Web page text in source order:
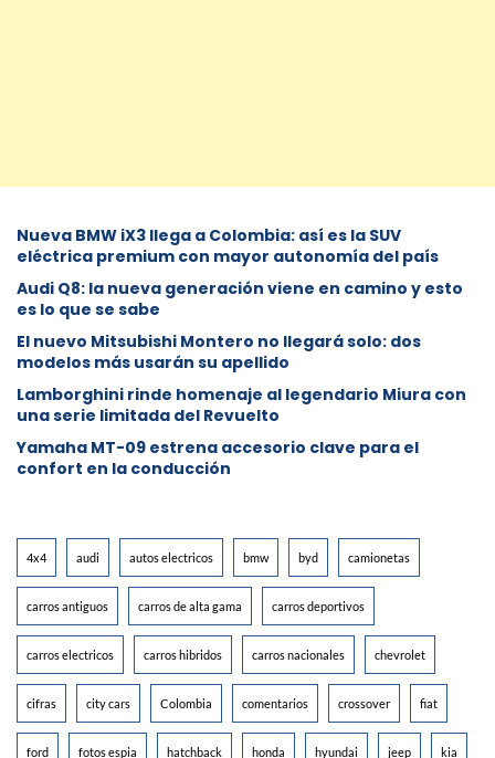
Nueva BMW iX3 llega a Colombia: así es la SUV
eléctrica premium con mayor autonomía del país
Audi Q8: la nueva generación viene en camino y esto
es lo que se sabe
⁠El nuevo Mitsubishi Montero no llegará solo: dos
modelos más usarán su apellido
Lamborghini rinde homenaje al legendario Miura con
una serie limitada del Revuelto
Yamaha MT-09 estrena accesorio clave para el
confort en la conducción
4x4 audi autos electricos bmw byd camionetas
carros antiguos carros de alta gama carros deportivos
carros electricos carros hibridos carros nacionales chevrolet
cifras city cars Colombia comentarios crossover fiat
ford fotos espia hatchback honda hyundai jeep kia